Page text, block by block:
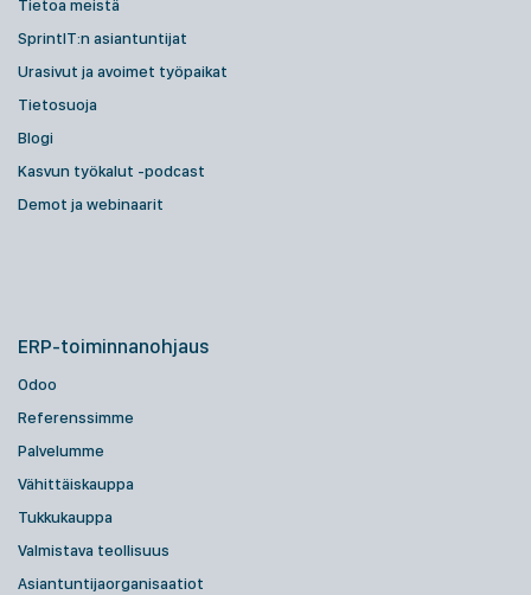
Tietoa meistä
SprintIT:n asiantuntijat
Urasivut ja avoimet työpaikat
Tietosuoja
Blogi
Kasvun työkalut -podcast
Demot ja webinaarit
ERP-toiminnanohjaus
Odoo
Referenssimme
Palvelumme
Vähittäiskauppa
Tukkukauppa
Valmistava teollisuus
Asiantuntijaorganisaatiot